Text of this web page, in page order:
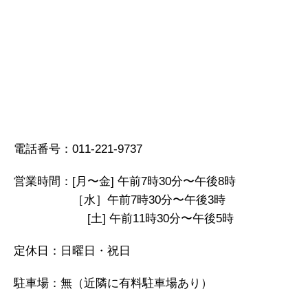
電話番号：011-221-9737
営業時間：[月〜金] 午前7時30分〜午後8時
［水］午前7時30分〜午後3時
[土] 午前11時30分〜午後5時
定休日：日曜日・祝日
駐車場：無（近隣に有料駐車場あり）